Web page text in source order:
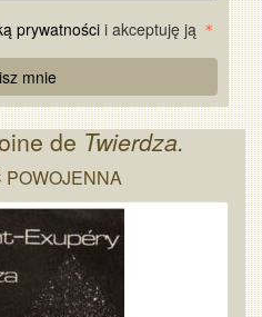
prywatności i akceptuję ją
mnie
de Twierdza.
POWOJENNA